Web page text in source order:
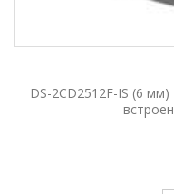
DS-2CD2512F-IS (6